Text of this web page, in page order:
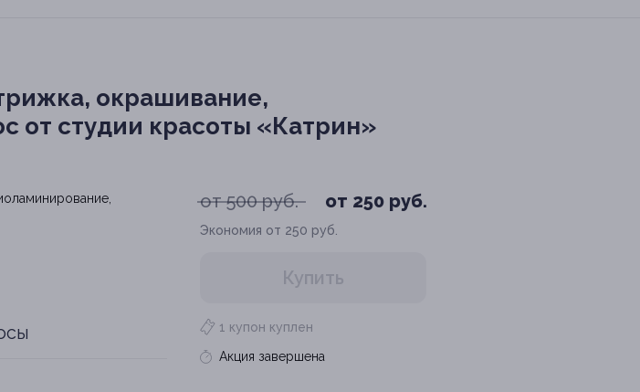
окрашивание,
от студии красоты «Катрин»
от 500 руб. от 250 руб.
Экономия от 250 руб.
Купить
1 купон куплен
Акция завершена